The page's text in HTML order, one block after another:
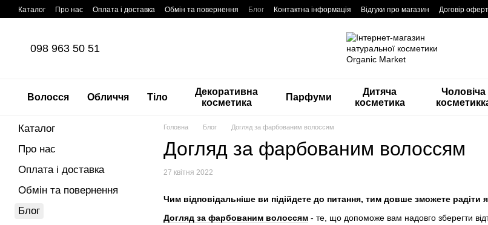
Перейти до основного контенту
Каталог Про нас Оплата і доставка Обмін та повернення Блог Контактна інформація Відгуки про магазин Договір
098 963 50 51
Волосся Обличчя Тіло
Декоративна
косметика
Парфуми
Дитяча
косметика
Чоловіча
Головна Блог Догляд за фарбованим волоссям
Догляд за фарбованим волоссям
27 квітня 2022
Чим відповідальніше ви підійдете до питання, тим довше зможете радіти
Догляд за фарбованим волоссям - те, що допоможе вам надовго зберегти
Каталог
Про нас
Оплата і доставка
Обмін та повернення
Блог